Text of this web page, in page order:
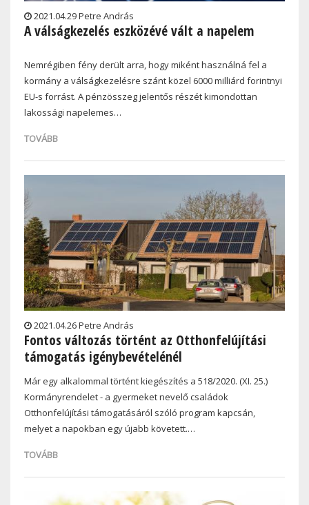
2021.04.29 Petre András
A válságkezelés eszközévé vált a napelem
Nemrégiben fény derült arra, hogy miként használná fel a
kormány a válságkezelésre szánt közel 6000 milliárd forintnyi
EU-s forrást. A pénzösszeg jelentős részét kimondottan
lakossági napelemes…
TOVÁBB
2021.04.26 Petre András
Fontos változás történt az Otthonfelújítási
támogatás igénybevételénél
Már egy alkalommal történt kiegészítés a 518/2020. (XI. 25.)
Kormányrendelet - a gyermeket nevelő családok
Otthonfelújítási támogatásáról szóló program kapcsán,
melyet a napokban egy újabb követett.…
TOVÁBB